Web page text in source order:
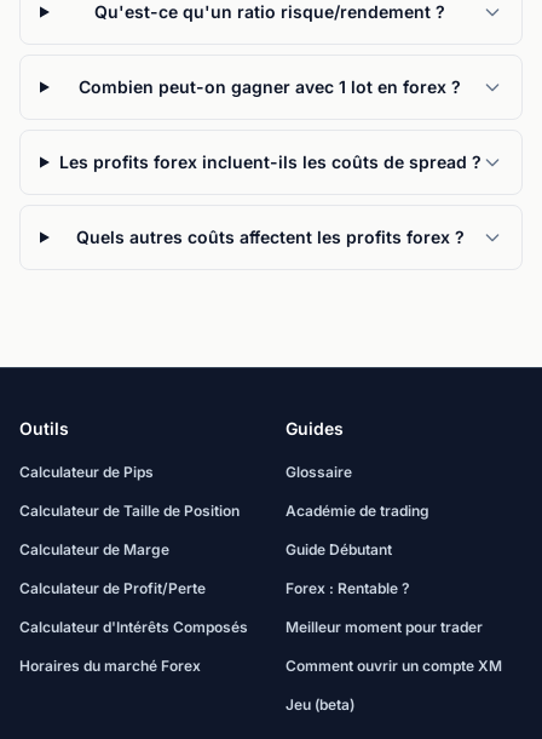
Qu'est-ce qu'un ratio risque/rendement ?
Combien peut-on gagner avec 1 lot en forex ?
Les profits forex incluent-ils les coûts de spread ?
Quels autres coûts affectent les profits forex ?
Outils
Calculateur de Pips
Calculateur de Taille de Position
Calculateur de Marge
Calculateur de Profit/Perte
Calculateur d'Intérêts Composés
Horaires du marché Forex
Guides
Glossaire
Académie de trading
Guide Débutant
Forex : Rentable ?
Meilleur moment pour trader
Comment ouvrir un compte XM
Jeu (beta)